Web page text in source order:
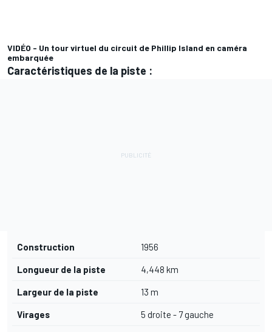
VIDÉO - Un tour virtuel du circuit de Phillip Island en caméra
embarquée
Caractéristiques de la piste :
Construction 1956
Longueur de la piste 4,448 km
Largeur de la piste 13 m
Virages 5 droite - 7 gauche